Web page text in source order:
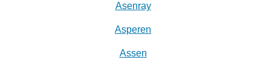
Asenray
Asperen
Assen